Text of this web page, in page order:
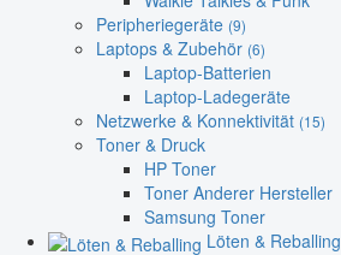
Peripheriegeräte (9)
Laptops & Zubehör (6)
Laptop-Batterien
Laptop-Ladegeräte
Netzwerke & Konnektivität (15)
Toner & Druck
HP Toner
Toner Anderer Hersteller
Samsung Toner
Löten & Reballing